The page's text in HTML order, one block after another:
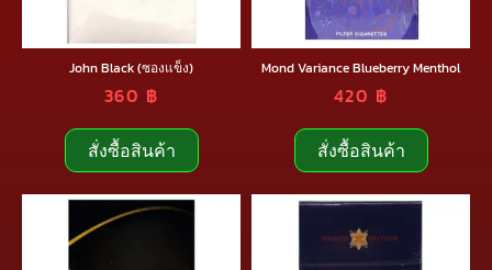
John Black (ซองแข็ง)
360 ฿
สั่งซื้อสินค้า
Mond Variance Blueberry Menthol
420 ฿
สั่งซื้อสินค้า